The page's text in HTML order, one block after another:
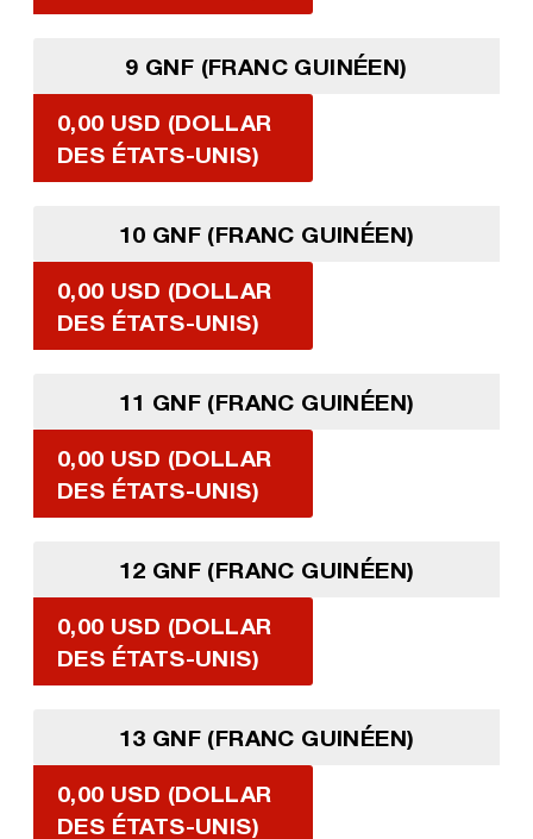
9 GNF (FRANC GUINÉEN)
0,00 USD (DOLLAR
DES ÉTATS-UNIS)
10 GNF (FRANC GUINÉEN)
0,00 USD (DOLLAR
DES ÉTATS-UNIS)
11 GNF (FRANC GUINÉEN)
0,00 USD (DOLLAR
DES ÉTATS-UNIS)
12 GNF (FRANC GUINÉEN)
0,00 USD (DOLLAR
DES ÉTATS-UNIS)
13 GNF (FRANC GUINÉEN)
0,00 USD (DOLLAR
DES ÉTATS-UNIS)